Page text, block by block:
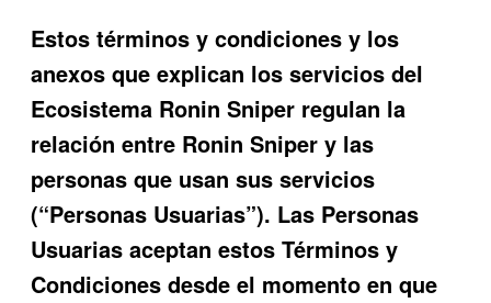
Estos términos y condiciones y los
anexos que explican los servicios del
Ecosistema Ronin Sniper regulan la
relación entre Ronin Sniper y las
personas que usan sus servicios
(“Personas Usuarias”). Las Personas
Usuarias aceptan estos Términos y
Condiciones desde el momento en que